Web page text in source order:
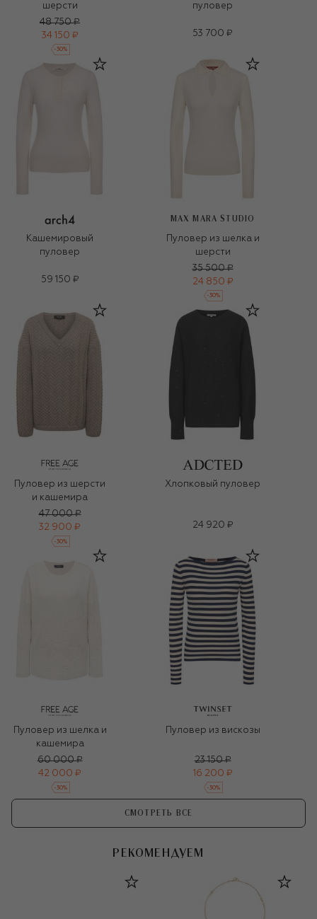
шерсти
48 750 ₽
34 150 ₽
-30%
пуловер
53 700 ₽
Кашемировый
пуловер
59 150 ₽
MAX MARA STUDIO
Пуловер из шелка и
шерсти
35 500 ₽
24 850 ₽
-30%
Пуловер из шерсти
и кашемира
47 000 ₽
32 900 ₽
-30%
Хлопковый пуловер
24 920 ₽
Пуловер из шелка и
кашемира
60 000 ₽
42 000 ₽
-30%
Пуловер из вискозы
23 150 ₽
16 200 ₽
-30%
СМОТРЕТЬ ВСЕ
РЕКОМЕНДУЕМ